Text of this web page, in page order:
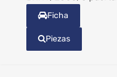
Ficha
Piezas